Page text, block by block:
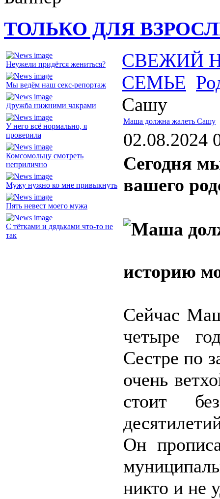
ТОЛЬКО ДЛЯ
Неужели придётся жениться?
Мы ведём наш секс-репортаж
Дружба нижними чакрами
У него всё нормально, я
проверила
Комсомольцу смотреть
неприлично
Мужу нужно ко мне привыкнуть
Пять невест моего мужа
С тётками и дядьками что-то не
так
СВЕЖИЙ
СЕМЬЕ
Сашу
Маша должна жалеть Сашу
02.08.2024
Сегодня
вашего
историю
Сейчас
четыре
Сестре по
очень
стоит
Он
никто и не